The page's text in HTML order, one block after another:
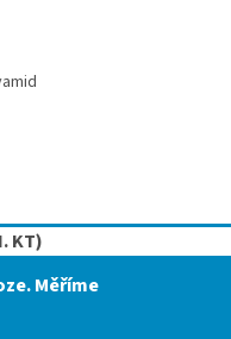
KT)
Měříme